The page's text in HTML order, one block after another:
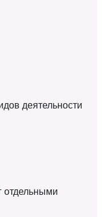
деятельности
отдельными